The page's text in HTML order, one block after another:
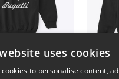
uses cookies
cookies to personalise content,